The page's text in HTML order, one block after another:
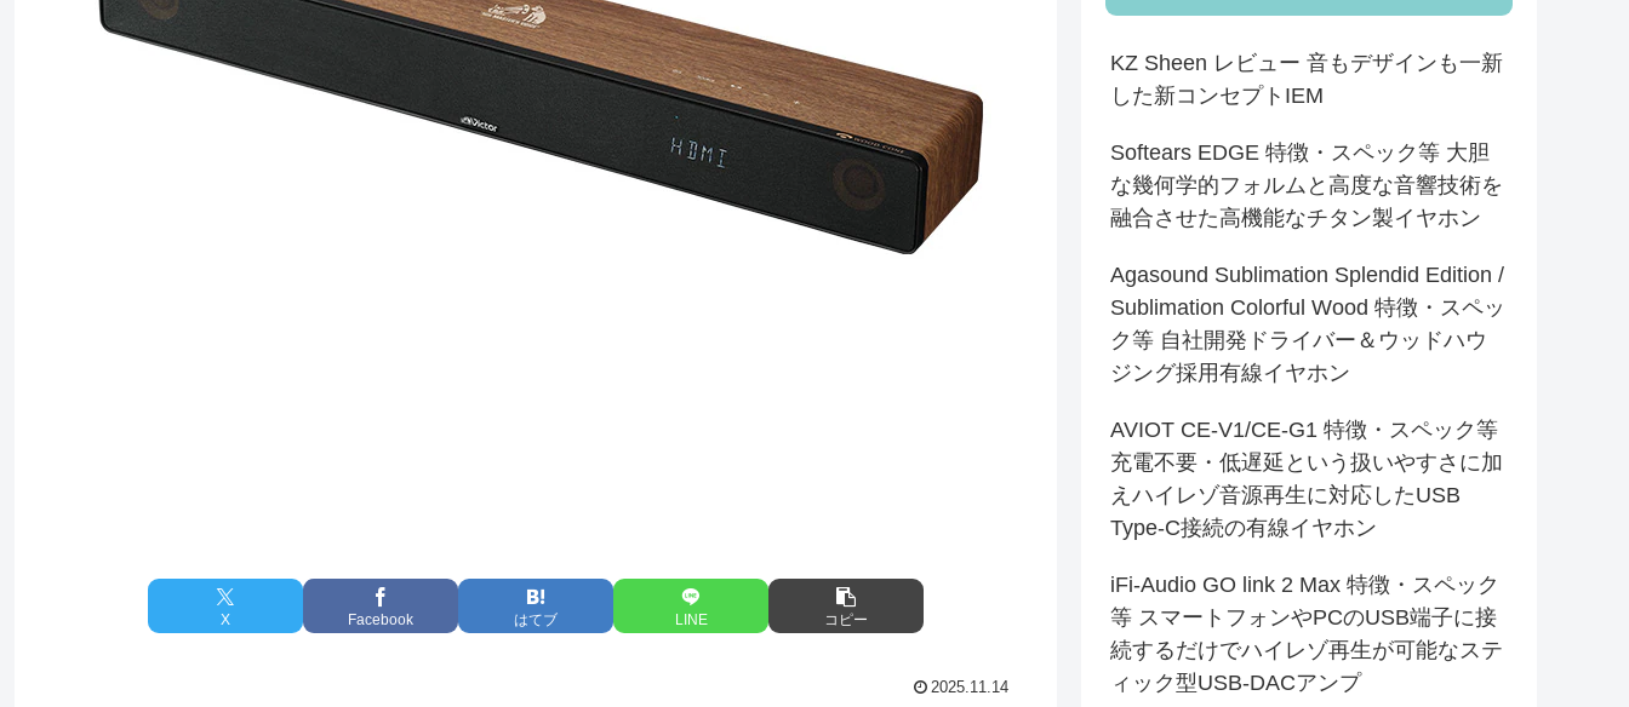
X Facebook はてブ LINE コピー
2025.11.14
KZ Sheen レビュー 音もデザインも一新
した新コンセプトIEM
Softears EDGE 特徴・スペック等 大胆
な幾何学的フォルムと高度な音響技術を
融合させた高機能なチタン製イヤホン
Agasound Sublimation Splendid Edition /
Sublimation Colorful Wood 特徴・スペッ
ク等 自社開発ドライバー＆ウッドハウ
ジング採用有線イヤホン
AVIOT CE-V1/CE-G1 特徴・スペック等
充電不要・低遅延という扱いやすさに加
えハイレゾ音源再生に対応したUSB
Type-C接続の有線イヤホン
iFi-Audio GO link 2 Max 特徴・スペック
等 スマートフォンやPCのUSB端子に接
続するだけでハイレゾ再生が可能なステ
ィック型USB-DACアンプ